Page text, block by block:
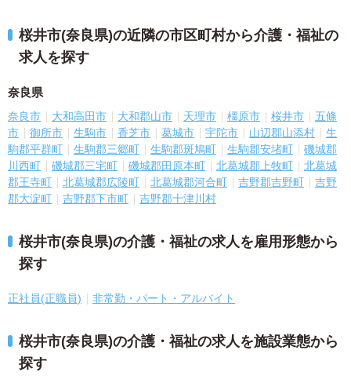
桜井市(奈良県)の近隣の市区町村から介護・福祉の
求人を探す
奈良県
奈良市 大和高田市 大和郡山市 天理市 橿原市 桜井市
五條
市
御所市 生駒市 香芝市 葛城市 宇陀市 山辺郡山添村
生
駒郡平群町
生駒郡三郷町 生駒郡斑鳩町 生駒郡安堵町
磯城郡
川西町
磯城郡三宅町 磯城郡田原本町 北葛城郡上牧町
北葛城
郡王寺町
北葛城郡広陵町 北葛城郡河合町 吉野郡吉野町
吉野
郡大淀町
吉野郡下市町 吉野郡十津川村
桜井市(奈良県)の介護・福祉の求人を雇用形態から
探す
正社員(正職員) 非常勤・パート・アルバイト
桜井市(奈良県)の介護・福祉の求人を施設業態から
探す